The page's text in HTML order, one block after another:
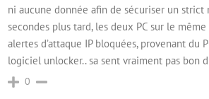
ni aucune donnée afin de sécuriser un strict
secondes plus tard, les deux PC sur le
alertes d’attaque IP bloquées, provenant du
logiciel unlocker.. sa sent vraiment pas bon
0